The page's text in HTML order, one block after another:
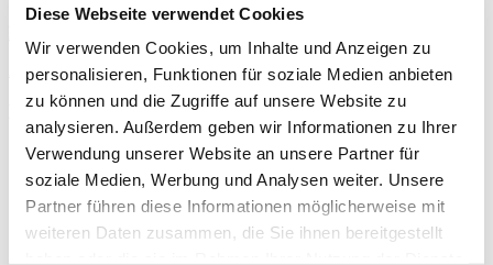
Diese Webseite verwendet Cookies
Wir verwenden Cookies, um Inhalte und Anzeigen zu
personalisieren, Funktionen für soziale Medien anbieten
zu können und die Zugriffe auf unsere Website zu
analysieren. Außerdem geben wir Informationen zu Ihrer
Verwendung unserer Website an unsere Partner für
soziale Medien, Werbung und Analysen weiter. Unsere
Partner führen diese Informationen möglicherweise mit
weiteren Daten zusammen, die Sie ihnen bereitgestellt
Zurück
Kategorien
Alle Kategorien
Gewaltschutz
Mixed Pickles
Podcasts
Werkstatt Florentine